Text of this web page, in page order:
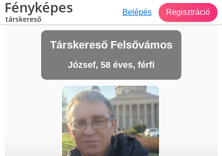
Fényképes
társkereső
Belépés Regisztráció
Társkereső Felsővámos
József, 58 éves, férfi